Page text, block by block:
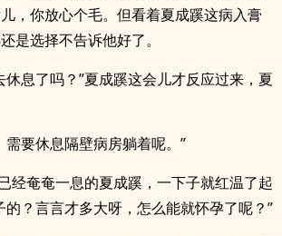
，你放心个毛。但看着夏成蹊这病入膏
是选择不告诉他好了。
休息了吗？”夏成蹊这会儿才反应过来，夏
需要休息隔壁病房躺着呢。”
经奄奄一息的夏成蹊，一下子就红温了起
的？言言才多大呀，怎么能就怀孕了呢？”